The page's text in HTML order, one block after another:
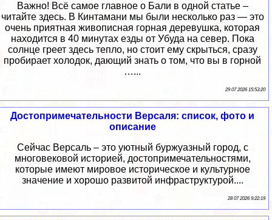
Важно! Всё самое главное о Бали в одной статье –
читайте здесь. В Кинтамани мы были несколько раз — это
очень приятная живописная горная деревушка, которая
находится в 40 минутах езды от Убуда на север. Пока
солнце греет здесь тепло, но стоит ему скрыться, сразу
пробирает холодок, дающий знать о том, что вы в горной
…...
29 07 2026 15:53:20
Достопримечательности Версаля: список, фото и
описание
Сейчас Версаль – это уютный буржуазный город, с
многовековой историей, достопримечательностями,
которые имеют мировое историческое и культурное
значение и хорошо развитой инфраструктурой....
28 07 2026 9:22:19